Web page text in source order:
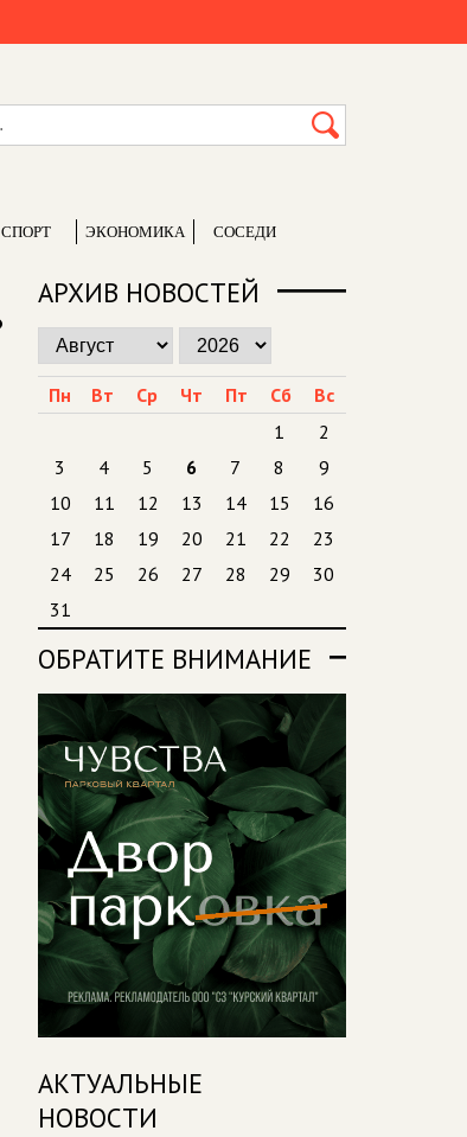
СПОРТ ЭКОНОМИКА СОСЕДИ
АРХИВ НОВОСТЕЙ
Пн Вт Ср Чт Пт Сб
Вс
1
2
3
4 5 6 7 8
9
10
11 12 13 14 15
16
17
18 19 20 21 22
23
24
25 26 27 28 29
30
31
ОБРАТИТЕ ВНИМАНИЕ
АКТУАЛЬНЫЕ
НОВОСТИ